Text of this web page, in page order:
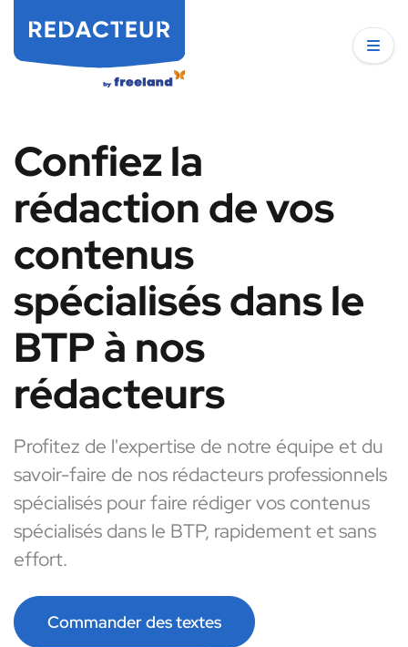
Confiez la
rédaction de vos
contenus
spécialisés dans le
BTP à nos
rédacteurs
Profitez de l'expertise de notre équipe et du
savoir-faire de nos rédacteurs professionnels
spécialisés pour faire rédiger vos contenus
spécialisés dans le BTP, rapidement et sans
effort.
Commander des textes